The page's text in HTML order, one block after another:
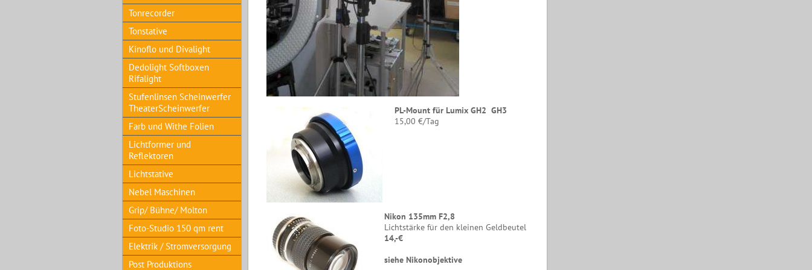
Tonrecorder
Tonstative
Kinoflo und Divalight
Dedolight Softboxen
Rifalight
Stufenlinsen Scheinwerfer
TheaterScheinwerfer
Farb und Withe Folien
Lichtformer und
Reflektoren
Lichtstative
Nebel Maschinen
Grip/ Bühne/ Molton
Foto-Studio 150 qm rent
Elektrik / Stromversorgung
Post Produktions
PL-Mount für Lumix GH2 GH3
15,00 €/Tag
Nikon 135mm F2,8
Lichtstärke für den kleinen Geldbeutel
14,-€
siehe Nikonobjektive